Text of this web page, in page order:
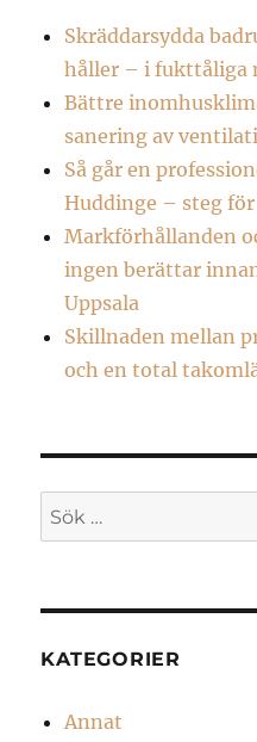
Skräddarsydda
håller – i fukttåliga
Bättre
sanering av
Så går en
Huddinge – steg
Markförhållanden
ingen berättar
Uppsala
Skillnaden mellan
och en total
Sök
efter:
KATEGORIER
Annat